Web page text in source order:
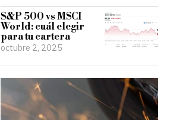
S&P 500 vs MSCI
World: cuál elegir
para tu cartera
octubre 2, 2025